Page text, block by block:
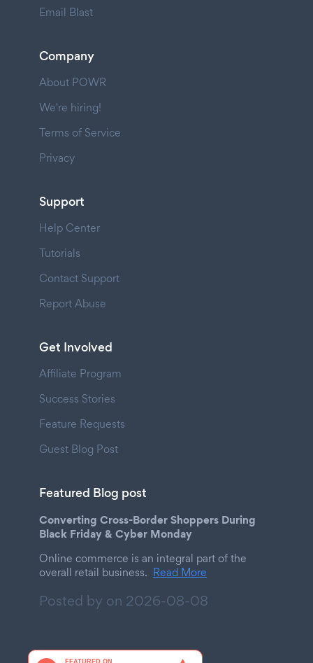
Email Blast
Company
About POWR
We're hiring!
Terms of Service
Privacy
Support
Help Center
Tutorials
Contact Support
Report Abuse
Get Involved
Affiliate Program
Success Stories
Feature Requests
Guest Blog Post
Featured Blog post
Converting Cross-Border Shoppers During
Black Friday & Cyber Monday
Online commerce is an integral part of the
overall retail business. Read More
Posted by on 2026-08-08